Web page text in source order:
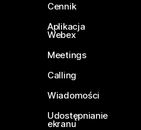
Cennik
Aplikacja
Webex
Meetings
Calling
Wiadomości
Udostępnianie
ekranu